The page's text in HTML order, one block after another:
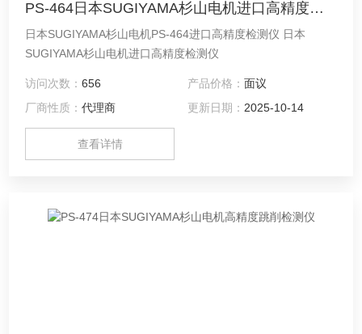
PS-464日本SUGIYAMA杉山电机进口高精度检测仪
日本SUGIYAMA杉山电机PS-464进口高精度检测仪 日本
SUGIYAMA杉山电机进口高精度检测仪
访问次数：656 产品价格： 面议
厂商性质：代理商 更新日期： 2025-10-14
查看详情